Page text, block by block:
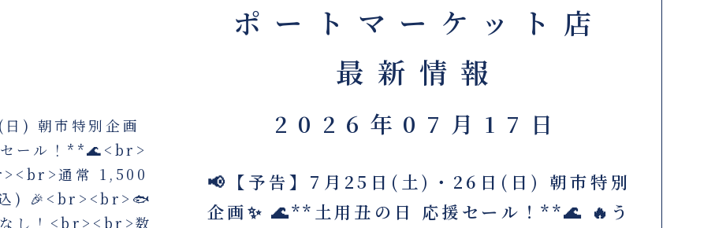
ポートマーケット店
最新情報
2026年07月17日
📢【予告】7月25日(土)・26日(日) 朝市特別
企画✨ 🌊**土用丑の日 応援セール！**🌊 🔥う